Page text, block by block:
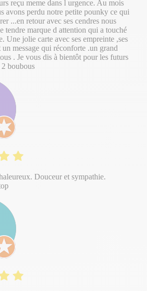
reçu meme dans l urgence. Au mois
avons perdu notre petite pounky ce qui
...en retour avec ses cendres nous
tendre marque d attention qui a touché
Une jolie carte avec ses empreinte ,ses
un message qui réconforte .un grand
. Je vous dis à bientôt pour les futurs
boubous
Douceur et sympathie.